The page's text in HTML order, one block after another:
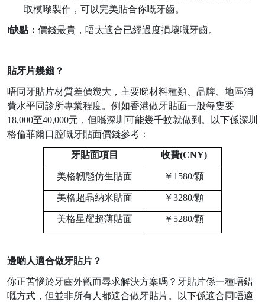
取模嚟製作，可以完美貼合你嘅牙齒。
l缺點： 價錢最貴，唔太適合已經過度損壞嘅牙齒。
貼牙片幾錢？
唔同牙貼片材質差價幾大，主要睇材料種類、品牌、地區消
費水平同診所專業程度。例如香港做牙貼面一般每隻要
18,000至40,000元，但喺深圳可能幾千蚊就做到。以下係深圳
格倫菲爾口腔嘅牙貼面價錢參考：
牙貼面項目 收費(CNY)
美格韌態仿生貼面 ￥ 1580/顆
美格超晶納米貼面 ￥3280/顆
美格星耀超薄貼面 ￥ 5280/顆
邊啲人適合做牙貼片？
你正苦惱於牙齒外觀而尋求解決方案嗎？牙貼片係一種唔錯
嘅方式，但並非所有人都適合做牙貼片。以下係適合同唔適